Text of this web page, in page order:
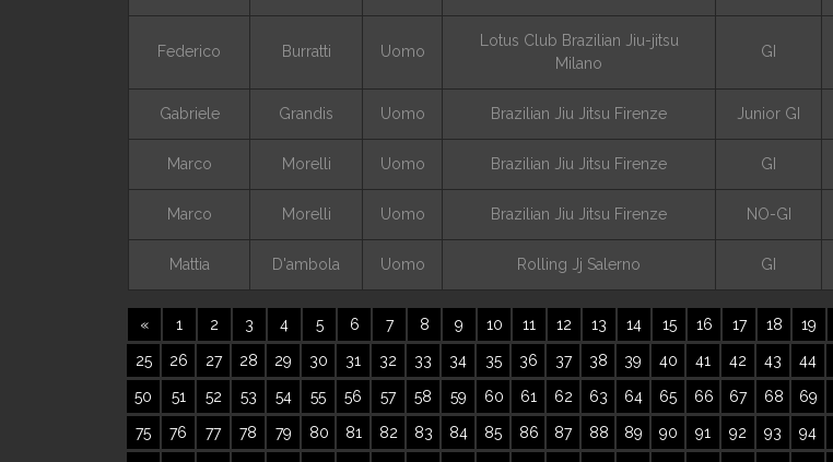
Federico Burratti Uomo
Lotus Club Brazilian Jiu-jitsu
Milano
GI
Gabriele Grandis Uomo Brazilian Jiu Jitsu Firenze Junior GI
Marco Morelli Uomo Brazilian Jiu Jitsu Firenze GI
Marco Morelli Uomo Brazilian Jiu Jitsu Firenze NO-GI
Mattia D'ambola Uomo Rolling Jj Salerno GI
«Previous
1 2 3 4 5 6 7 8 9 10 11 12 13 14 15 16 17 18 19
25 26 27 28 29 30 31 32 33 34 35 36 37 38 39 40 41 42 43 44
50 51 52 53 54 55 56 57 58 59 60 61 62 63 64 65 66 67 68 69
75 76 77 78 79 80 81 82 83 84 85 86 87 88 89 90 91 92 93 94